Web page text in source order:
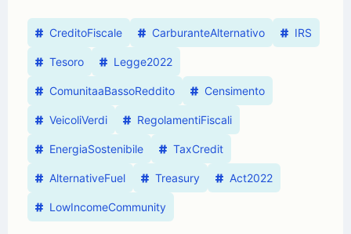
CreditoFiscale CarburanteAlternativo IRS
Tesoro Legge2022
ComunitaaBassoReddito Censimento
VeicoliVerdi RegolamentiFiscali
EnergiaSostenibile TaxCredit
AlternativeFuel Treasury Act2022
LowIncomeCommunity